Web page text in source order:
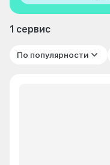
1 сервис
По популярности